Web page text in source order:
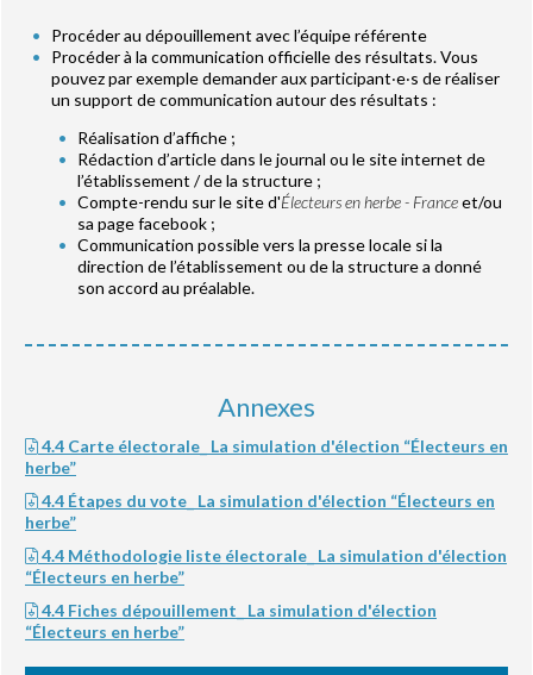
Procéder au dépouillement avec l’équipe référente
Procéder à la communication officielle des résultats. Vous
pouvez par exemple demander aux participant‧e‧s de réaliser
un support de communication autour des résultats :
Réalisation d’affiche ;
Rédaction d’article dans le journal ou le site internet de
l’établissement / de la structure ;
Compte-rendu sur le site d'Électeurs en herbe - Franceet/ou
sa page facebook ;
Communication possible vers la presse locale si la
direction de l’établissement ou de la structure a donné
son accord au préalable.
Annexes
4.4 Carte électorale_ La simulation d'élection “Électeurs en
herbe”
4.4 Étapes du vote_ La simulation d'élection “Électeurs en
herbe”
4.4 Méthodologie liste électorale_ La simulation d'élection
“Électeurs en herbe”
4.4 Fiches dépouillement_ La simulation d'élection
“Électeurs en herbe”